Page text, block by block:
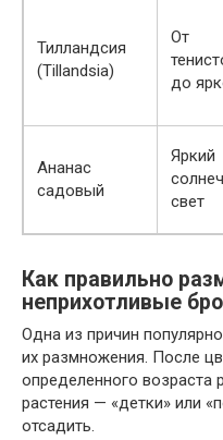
Тилландсия
(Tillandsia)
От
до
Ананас
садовый
Яркий
свет
Как правильно
неприхотливые
Одна из причин
их размножения. После
определенного возраста
растения — «детки» или
отсадить.